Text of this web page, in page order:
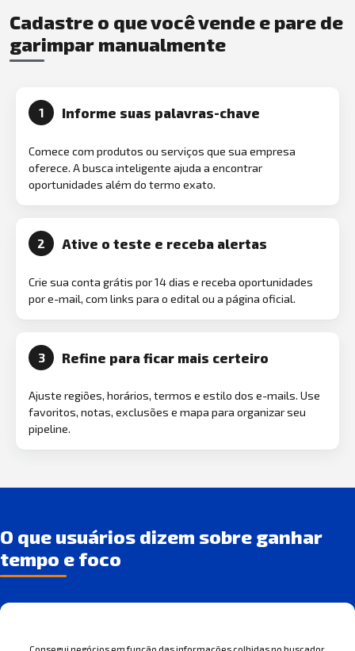
Cadastre o que você vende e pare de
garimpar manualmente
1 Informe suas palavras-chave
Comece com produtos ou serviços que sua empresa
oferece. A busca inteligente ajuda a encontrar
oportunidades além do termo exato.
2 Ative o teste e receba alertas
Crie sua conta grátis por 14 dias e receba oportunidades
por e-mail, com links para o edital ou a página oficial.
3 Refine para ficar mais certeiro
Ajuste regiões, horários, termos e estilo dos e-mails. Use
favoritos, notas, exclusões e mapa para organizar seu
pipeline.
O que usuários dizem sobre ganhar
tempo e foco
Consegui negócios em função das informações colhidas no buscador.